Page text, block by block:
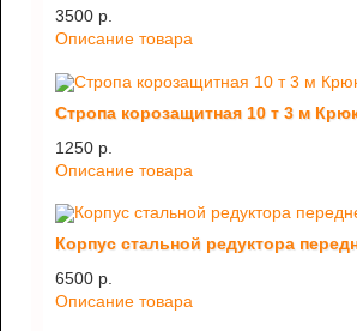
3500 p.
Описание товара
Стропа корозащитная 10 т 3 м
1250 p.
Описание товара
Корпус стальной редуктора
6500 p.
Описание товара